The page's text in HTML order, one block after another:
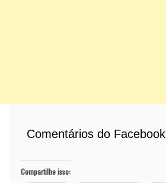
Comentários do Facebook
Compartilhe isso: